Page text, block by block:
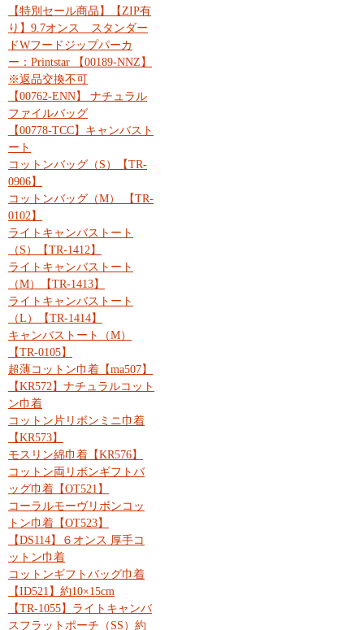
【特別セール商品】【ZIP有
り】9.7オンス スタンダー
ドWフードジップパーカ
ー：Printstar 【00189-NNZ】
※返品交換不可
【00762-ENN】 ナチュラル
ファイルバッグ
【00778-TCC】キャンバスト
ート
コットンバッグ（S）【TR-
0906】
コットンバッグ（M） 【TR-
0102】
ライトキャンバストート
（S）【TR-1412】
ライトキャンバストート
（M）【TR-1413】
ライトキャンバストート
（L）【TR-1414】
キャンバストート（M）
【TR-0105】
超薄コットン巾着【ma507】
【KR572】ナチュラルコット
ン巾着
コットン片リボンミニ巾着
【KR573】
モスリン綿巾着【KR576】
コットン両リボンギフトバ
ッグ巾着【OT521】
コーラルモーヴリボンコッ
トン巾着【OT523】
【DS114】６オンス 厚手コ
ットン巾着
コットンギフトバッグ巾着
【ID521】約10×15cm
【TR-1055】ライトキャンバ
スフラットポーチ（SS）約